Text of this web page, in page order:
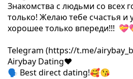
Знакомства с людьми со всех
только! Желаю тебе счастья и
хорошее только впереди!!!
Telegram (https://t.me/
Airybay Dating❤️
🗣 Best direct dating!🥰😘